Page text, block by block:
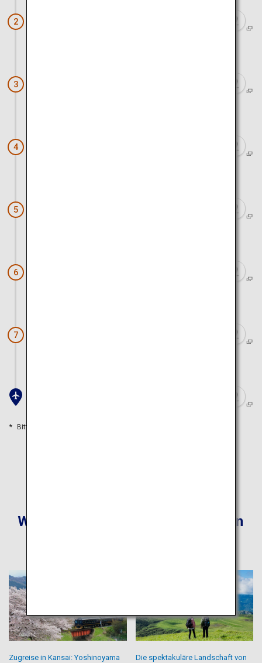
2
3
4
5
6
7
Bitte orientieren Sie sich an den Reisezeiten
Weitere empfohlene Reiserouten
Zugreise in Kansai: Yoshinoyama
Die spektakuläre Landschaft von